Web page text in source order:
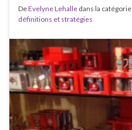
DeEvelyne Lehalle dans la catégorie
définitions et stratégies